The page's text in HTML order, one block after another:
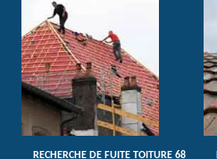
RECHERCHE DE FUITE TOITURE 68